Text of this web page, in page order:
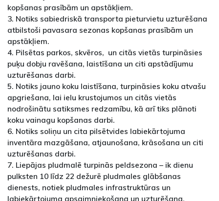
kopšanas prasībām un apstākļiem.
3. Notiks sabiedriskā transporta pieturvietu uzturēšana
atbilstoši pavasara sezonas kopšanas prasībām un
apstākļiem.
4. Pilsētas parkos, skvēros, un citās vietās turpināsies
puķu dobju ravēšana, laistīšana un citi apstādījumu
uzturēšanas darbi.
5. Notiks jauno koku laistīšana, turpināsies koku atvašu
apgriešana, lai ielu krustojumos un citās vietās
nodrošinātu satiksmes redzamību, kā arī tiks plānoti
koku vainagu kopšanas darbi.
6. Notiks soliņu un cita pilsētvides labiekārtojuma
inventāra mazgāšana, atjaunošana, krāsošana un citi
uzturēšanas darbi.
7. Liepājas pludmalē turpinās peldsezona – ik dienu
pulksten 10 līdz 22 dežurē pludmales glābšanas
dienests, notiek pludmales infrastruktūras un
labiekārtojuma apsaimniekošana un uzturēšana.